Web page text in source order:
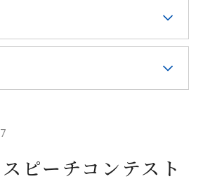
様へ
ピーチコンテスト